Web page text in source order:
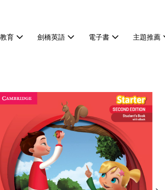
育 劍橋英語 電子書 主題推薦